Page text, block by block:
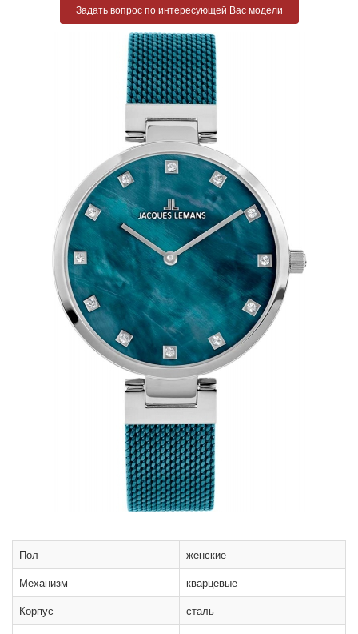
Задать вопрос по интересующей Вас модели
Пол
женские
Механизм
кварцевые
Корпус
сталь